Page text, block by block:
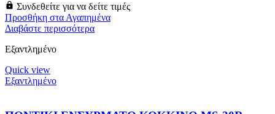
Συνδεθείτε για να δείτε τιμές
Προσθήκη στα Αγαπημένα
Διαβάστε περισσότερα
Εξαντλημένο
Quick view
Εξαντλημένο